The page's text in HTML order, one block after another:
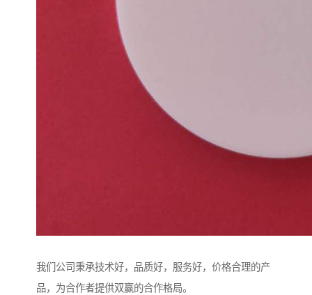
我们公司秉承技术好，品质好，服务好，价格合理的产
品，为合作者提供双赢的合作格局。